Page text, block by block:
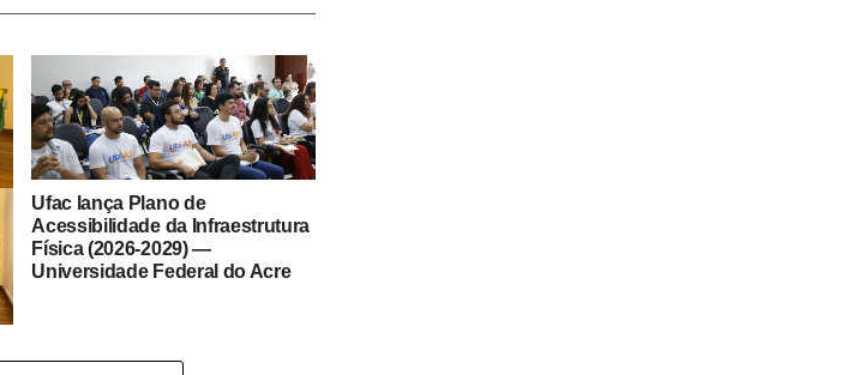
Ufac lança Plano de
Acessibilidade da Infraestrutura
Física (2026-2029) —
Universidade Federal do Acre